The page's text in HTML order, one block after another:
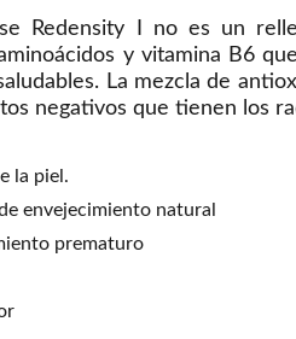
Redensity I no es un
y vitamina B6 que
La mezcla de
negativos que tienen los
la piel.
envejecimiento natural
prematuro